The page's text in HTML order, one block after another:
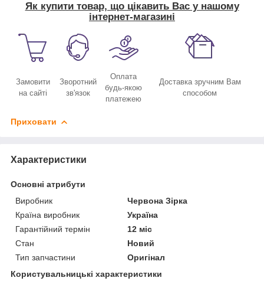
Як купити товар, що цікавить Вас у нашому
інтернет-магазині
Замовити
на сайті
Зворотний
зв'язок
Оплата
будь-якою
платежею
Доставка зручним Вам
способом
Приховати
Характеристики
Основні атрибути
Виробник
Червона Зірка
Країна виробник
Україна
Гарантійний термін
12 міс
Стан
Новий
Тип запчастини
Оригінал
Користувальницькі характеристики